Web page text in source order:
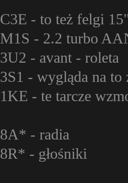
C3E - to też felgi
M1S - 2.2 turbo
3U2 - avant - roleta
3S1 - wygląda na
1KE - te tarcze
8A* - radia
8R* - głośniki